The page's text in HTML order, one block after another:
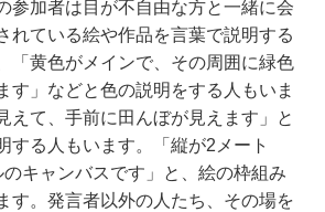
参加者は目が不自由な方と一緒に会
れている絵や作品を言葉で説明する
「黄色がメインで、その周囲に緑色
す」などと色の説明をする人もいま
えて、手前に田んぼが見えます」と
する人もいます。「縦が2メート
キャンバスです」と、絵の枠組み
す。発言者以外の人たち、その場を